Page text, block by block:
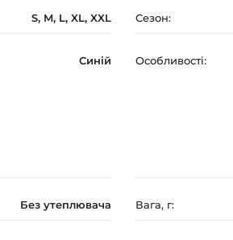
S, M, L, XL, XXL Сезон:
Синій Особливості:
Без утеплювача Вага, г: